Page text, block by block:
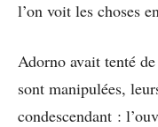
l’on voit les choses
Adorno avait tenté
sont manipulées,
condescendant :